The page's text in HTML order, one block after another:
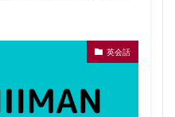
英会話